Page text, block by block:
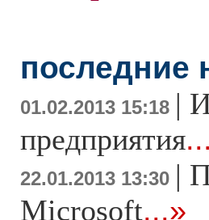
последние
01.02.2013 15:18 |
предприятия
22.01.2013 13:30 |
Microsoft...»